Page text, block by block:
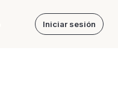
Iniciar sesión